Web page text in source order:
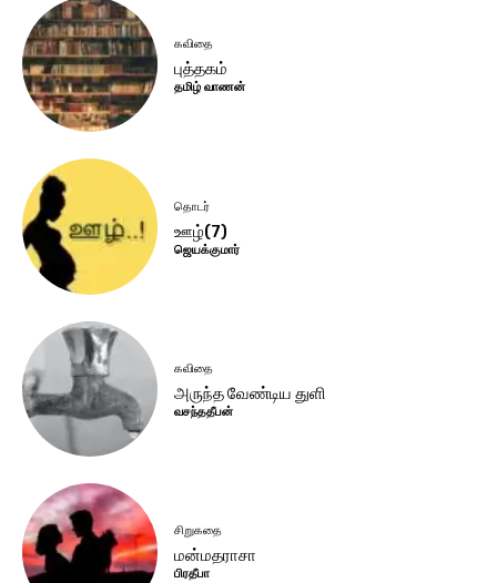
கவிதை
புத்தகம்
தமிழ் வாணன்
தொடர்
ஊழ்(7)
ஜெயக்குமார்
கவிதை
அருந்த வேண்டிய துளி
வசந்ததீபன்
சிறுகதை
மன்மதராசா
பிரதீபா